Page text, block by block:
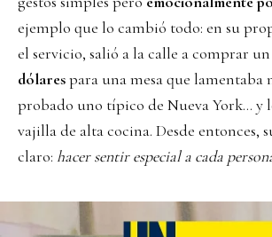
ejemplo que lo cambió todo: en su
el servicio, salió a la calle a comprar un
dólarespara una mesa que lamentaba
probado uno típico de Nueva York… y
vajilla de alta cocina. Desde entonces,
claro: hacer sentir especial a cada